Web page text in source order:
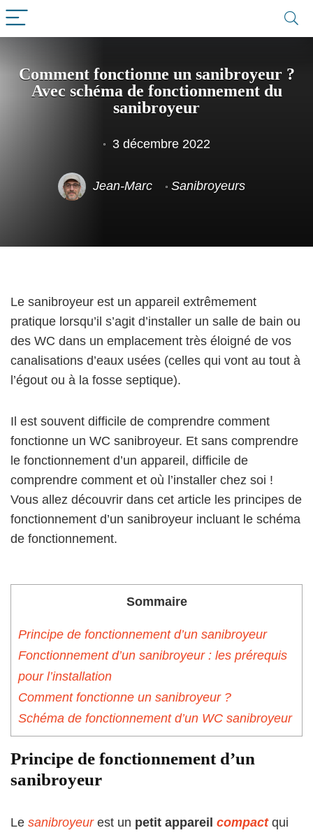
Comment fonctionne un sanibroyeur ?
Avec schéma de fonctionnement du
sanibroyeur
3 décembre 2022
Jean-Marc Sanibroyeurs
Le sanibroyeur est un appareil extrêmement
pratique lorsqu’il s’agit d’installer un salle de bain ou
des WC dans un emplacement très éloigné de vos
canalisations d’eaux usées (celles qui vont au tout à
l’égout ou à la fosse septique).
Il est souvent difficile de comprendre comment
fonctionne un WC sanibroyeur. Et sans comprendre
le fonctionnement d’un appareil, difficile de
comprendre comment et où l’installer chez soi !
Vous allez découvrir dans cet article les principes de
fonctionnement d’un sanibroyeur incluant le schéma
de fonctionnement.
Sommaire
Principe de fonctionnement d’un sanibroyeur
Fonctionnement d’un sanibroyeur : les prérequis
pour l’installation
Comment fonctionne un sanibroyeur ?
Schéma de fonctionnement d’un WC sanibroyeur
Principe de fonctionnement d’un
sanibroyeur
Le sanibroyeurest un petit appareil compactqui